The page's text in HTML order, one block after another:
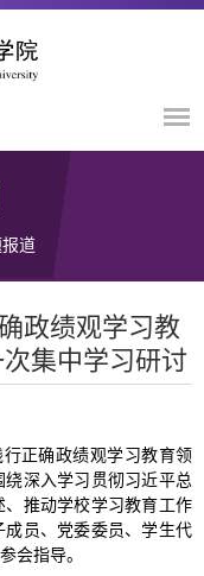
道
政绩观学习教
集中学习研讨
正确政绩观学习教育领
深入学习贯彻习近平总
推动学校学习教育工作
员、党委委员、学生代
会指导。